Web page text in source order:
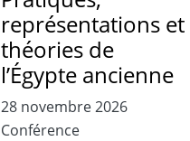
représentations et
théories de
l’Égypte ancienne
28 novembre 2026
Conférence